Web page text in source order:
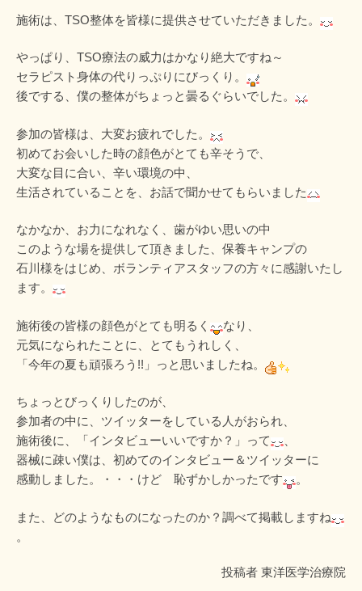
施術は、TSO整体を皆様に提供させていただきました。
やっぱり、TSO療法の威力はかなり絶大ですね～
セラピスト身体の代りっぷりにびっくり。
後でする、僕の整体がちょっと曇るぐらいでした。
参加の皆様は、大変お疲れでした。
初めてお会いした時の顔色がとても辛そうで、
大変な目に合い、辛い環境の中、
生活されていることを、お話で聞かせてもらいました
なかなか、お力になれなく、歯がゆい思いの中
このような場を提供して頂きました、保養キャンプの
石川様をはじめ、ボランティアスタッフの方々に感謝いたし
ます。
施術後の皆様の顔色がとても明るく
なり、
元気になられたことに、とてもうれしく、
「今年の夏も頑張ろう!!」っと思いましたね。
ちょっとびっくりしたのが、
参加者の中に、ツイッターをしている人がおられ、
施術後に、「インタビューいいですか？」って
器械に疎い僕は、初めてのインタビュー＆ツイッターに
感動しました。・・・けど 恥ずかしかったです
。
また、どのようなものになったのか？調べて掲載しますね
。
投稿者 東洋医学治療院